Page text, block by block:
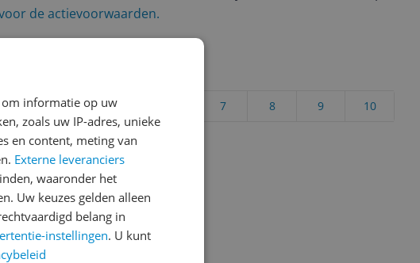
de actievoorwaarden.
dit product?
10
9
8
7
4
3
om informatie op uw
zoals uw IP-adres, unieke
en content, meting van
Externe leveranciers
waaronder het
Uw keuzes gelden alleen
belang in
instellingen. U kunt